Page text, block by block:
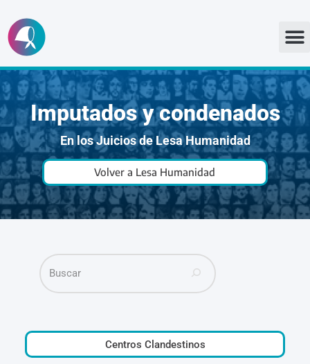
Ir
al
contenido
Imputados y condenados
En los Juicios de Lesa Humanidad
Volver a Lesa Humanidad
Centros Clandestinos